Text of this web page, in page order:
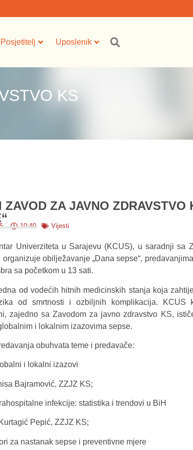
Posjetitelj Uposlenik
KS
ZAVOD ZA JAVNO
10:40 Vijesti
Univerziteta u Sarajevu (KCUS), u saradnji sa
organizuje obilježavanje „Dana sepse“,
sa početkom u 13 sati.
od vodećih hitnih medicinskih stanja koja
od smrtnosti i ozbiljnih komplikacija. KCUS
zajedno sa Zavodom za javno zdravstvo KS,
i lokalnim izazovima sepse.
obuhvata teme i predavače:
i lokalni izazovi
Bajramović, ZZJZ KS;
infekcije: statistika i trendovi u BiH
Pepić, ZZJZ KS;
za nastanak sepse i preventivne mjere